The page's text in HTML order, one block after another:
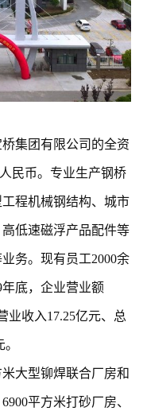
集团有限公司的全资
民币。专业生产钢桥
程机械钢结构、城市
低速磁浮产品配件等
务。现有员工2000余
底，企业营业额
业收入17.25亿元、总
大型铆焊联合厂房和
平方米打砂厂房、